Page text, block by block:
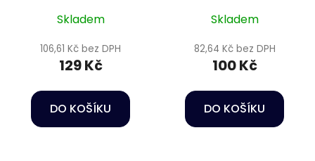
Skladem
106,61 Kč bez DPH
129 Kč
DO KOŠÍKU
Skladem
82,64 Kč bez DPH
100 Kč
DO KOŠÍKU